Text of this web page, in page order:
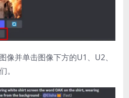
像并单击图像下方的U1、U2、
。